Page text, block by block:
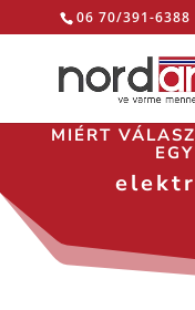
06 70/391-6388
MIÉRT